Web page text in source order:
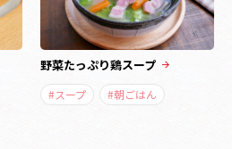
野菜たっぷり鶏スープ
#スープ #朝ごはん